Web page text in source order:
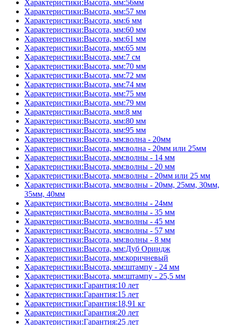
Характеристики:Высота, мм:56мм
Характеристики:Высота, мм:57 мм
Характеристики:Высота, мм:6 мм
Характеристики:Высота, мм:60 мм
Характеристики:Высота, мм:61 мм
Характеристики:Высота, мм:65 мм
Характеристики:Высота, мм:7 см
Характеристики:Высота, мм:70 мм
Характеристики:Высота, мм:72 мм
Характеристики:Высота, мм:74 мм
Характеристики:Высота, мм:75 мм
Характеристики:Высота, мм:79 мм
Характеристики:Высота, мм:8 мм
Характеристики:Высота, мм:80 мм
Характеристики:Высота, мм:95 мм
Характеристики:Высота, мм:волна - 20мм
Характеристики:Высота, мм:волна - 20мм или 25мм
Характеристики:Высота, мм:волны - 14 мм
Характеристики:Высота, мм:волны - 20 мм
Характеристики:Высота, мм:волны - 20мм или 25 мм
Характеристики:Высота, мм:волны - 20мм, 25мм, 30мм,
35мм, 40мм
Характеристики:Высота, мм:волны - 24мм
Характеристики:Высота, мм:волны - 35 мм
Характеристики:Высота, мм:волны - 45 мм
Характеристики:Высота, мм:волны - 57 мм
Характеристики:Высота, мм:волны - 8 мм
Характеристики:Высота, мм:Дуб Ориндж
Характеристики:Высота, мм:коричневый
Характеристики:Высота, мм:штампу - 24 мм
Характеристики:Высота, мм:штампу - 25,5 мм
Характеристики:Гарантия:10 лет
Характеристики:Гарантия:15 лет
Характеристики:Гарантия:18,91 кг
Характеристики:Гарантия:20 лет
Характеристики:Гарантия:25 лет